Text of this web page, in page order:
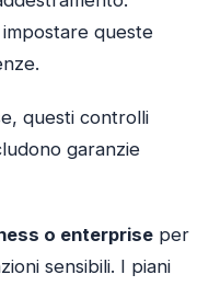
queste
questi controlli
garanzie
o enterprise per
sensibili. I piani